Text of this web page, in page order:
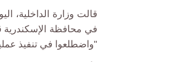
في محافظة الإسكندرية
"واضطلعوا في تنفيذ